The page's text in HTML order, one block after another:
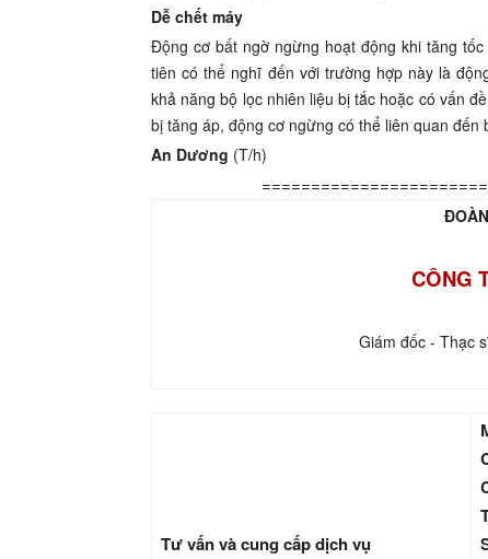
Dễ chết máy
Động cơ bất ngờ ngừng hoạt động khi tăng
tiên có thể nghĩ đến với trường hợp này là
khả năng bộ lọc nhiên liệu bị tắc hoặc có vấn
bị tăng áp, động cơ ngừng có thể liên quan đến
An Dương (T/h)
CÔNG
Giám đốc - Thạc
Tư vấn và cung cấp dịch vụ